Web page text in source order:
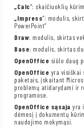
„Calc“: skaičiuoklių
„Impress“: modulis,
PowerPoint“
Draw: modulis, skirtas
Base: modulis, skirtas
OpenOffice siūlo daug
OpenOffice yra visiškai
paketais, įskaitant
problemų atidarydami ir
programose.
OpenOffice sąsaja yra
dėmesį į dokumentų
naudojimo mokymąsi.